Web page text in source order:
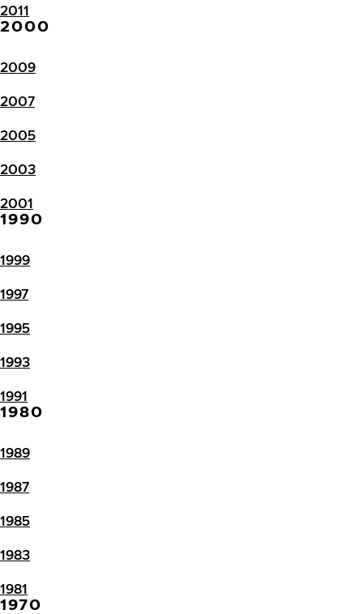
2011
2000
2009
2007
2005
2003
2001
1990
1999
1997
1995
1993
1991
1980
1989
1987
1985
1983
1981
1970